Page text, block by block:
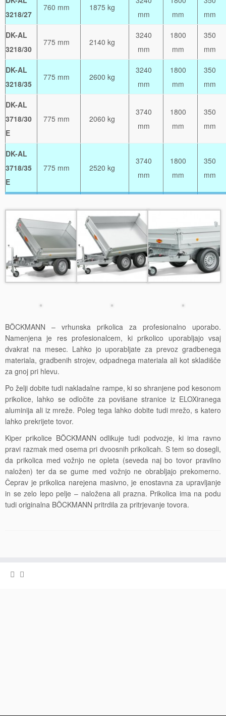
3218/27
760 mm 1875 kg
mm
mm
mm
DK-AL
3218/30
775 mm 2140 kg
3240
mm
1800
mm
350
mm
DK-AL
3218/35
775 mm 2600 kg
3240
mm
1800
mm
350
mm
DK-AL
3718/30
E
775 mm 2060 kg
3740
mm
1800
mm
350
mm
DK-AL
3718/35
E
775 mm 2520 kg
3740
mm
1800
mm
350
mm
BÖCKMANN – vrhunska prikolica za profesionalno uporabo.
Namenjena je res profesionalcem, ki prikolico uporabljajo vsaj
dvakrat na mesec. Lahko jo uporabljate za prevoz gradbenega
materiala, gradbenih strojev, odpadnega materiala ali kot skladišče
za gnoj pri hlevu.
Po želji dobite tudi nakladalne rampe, ki so shranjene pod kesonom
prikolice, lahko se odločite za povišane stranice iz ELOXiranega
aluminija ali iz mreže. Poleg tega lahko dobite tudi mrežo, s katero
lahko prekrijete tovor.
Kiper prikolice BÖCKMANN odlikuje tudi podvozje, ki ima ravno
pravi razmak med osema pri dvoosnih prikolicah. S tem so dosegli,
da prikolica med vožnjo ne opleta (seveda naj bo tovor pravilno
naložen) ter da se gume med vožnjo ne obrabljajo prekomerno.
Čeprav je prikolica narejena masivno, je enostavna za upravljanje
in se zelo lepo pelje – naložena ali prazna. Prikolica ima na podu
tudi originalna BÖCKMANN pritrdila za pritrjevanje tovora.